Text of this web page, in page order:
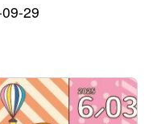
29